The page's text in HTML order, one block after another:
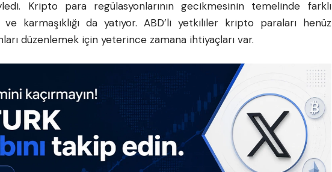
Kripto pararegülasyonlarının gecikmesinin temelinde farklı
karmaşıklığı da yatıyor. ABD’li yetkililer kripto paraları henüz
düzenlemek için yeterince zamana ihtiyaçları var.